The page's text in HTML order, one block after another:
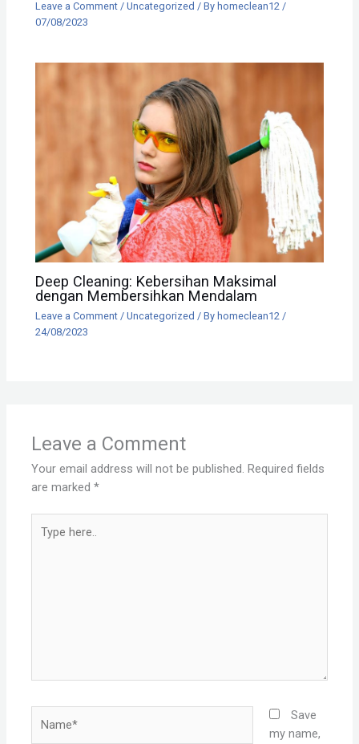
Leave a Comment /Uncategorized / By homeclean12/
07/08/2023
Deep Cleaning: Kebersihan Maksimal
dengan Membersihkan Mendalam
Leave a Comment /Uncategorized / By homeclean12/
24/08/2023
Leave a Comment
Your email address will not be published. Required fields
are marked*
here..
Save
my name,